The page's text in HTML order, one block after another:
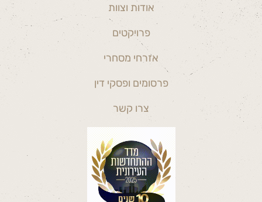
אודות וצוות
פרויקטים
אזרחי מסחרי
פרסומים ופסקי דין
צרו קשר